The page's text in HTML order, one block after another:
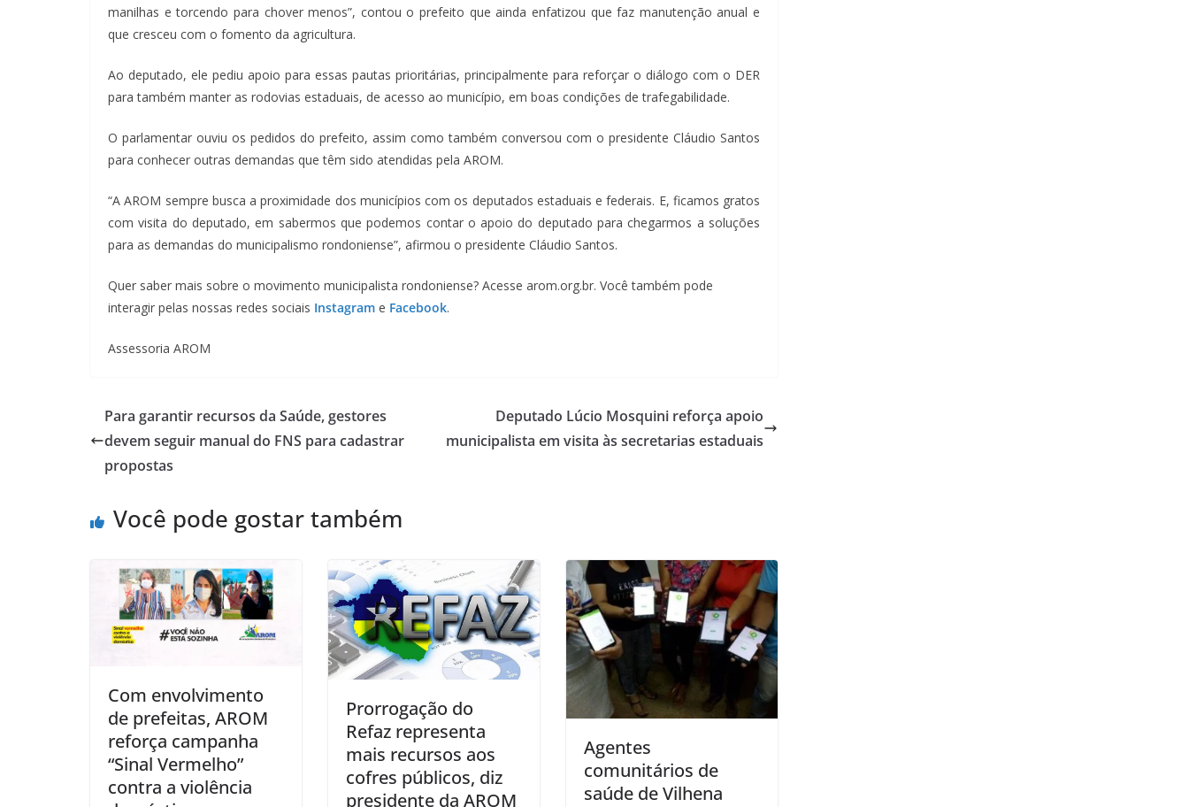
manilhas e torcendo para chover menos”, contou o prefeito que ainda enfatizou que faz manutenção anual e
que cresceu com o fomento da agricultura.
Ao deputado, ele pediu apoio para essas pautas prioritárias, principalmente para reforçar o diálogo com o DER
para também manter as rodovias estaduais, de acesso ao município, em boas condições de trafegabilidade.
O parlamentar ouviu os pedidos do prefeito, assim como também conversou com o presidente Cláudio Santos
para conhecer outras demandas que têm sido atendidas pela AROM.
“A AROM sempre busca a proximidade dos municípios com os deputados estaduais e federais. E, ficamos gratos
com visita do deputado, em sabermos que podemos contar o apoio do deputado para chegarmos a soluções
para as demandas do municipalismo rondoniense”, afirmou o presidente Cláudio Santos.
Quer saber mais sobre o movimento municipalista rondoniense? Acesse arom.org.br. Você também pode
interagir pelas nossas redes sociais Instagram e Facebook.
Assessoria AROM
Para garantir recursos da Saúde, gestores
devem seguir manual do FNS para cadastrar
propostas
Deputado Lúcio Mosquini reforça apoio
municipalista em visita às secretarias estaduais
Você pode gostar também
Com envolvimento
de prefeitas, AROM
reforça campanha
“Sinal Vermelho”
contra a violência
Prorrogação do
Refaz representa
mais recursos aos
cofres públicos, diz
presidente da AROM
Agentes
comunitários de
saúde de Vilhena